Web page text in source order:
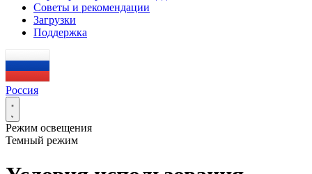
Советы и рекомендации
Загрузки
Поддержка
Россия
Режим освещения
Темный режим